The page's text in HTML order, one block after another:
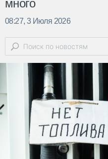
много
08:27, 3 Июля 2026